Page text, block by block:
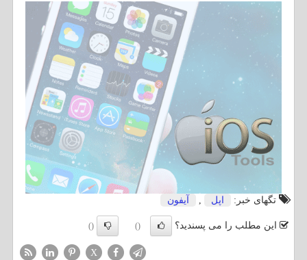
تگهای خبر: اپل آیفون
این مطلب را می پسندید؟ ()
()
X